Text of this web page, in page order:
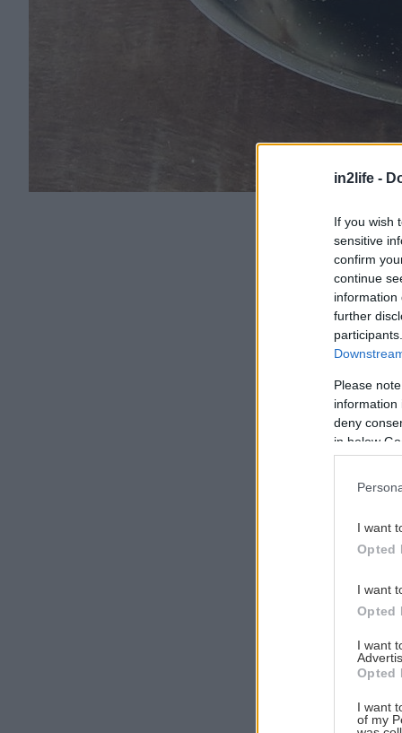
in2life -
If you wish
sensitive
confirm
continue
information
further
Please
information
deny
in below
I want
Opted
I want
Opted
I want
Opted
I want
of my